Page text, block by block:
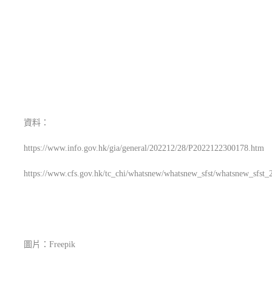
資料：
https://www.info.gov.hk/gia/general/202212/28/P2022122300178.htm
https://www.cfs.gov.hk/tc_chi/whatsnew/whatsnew_sfst/
圖片：Freepik